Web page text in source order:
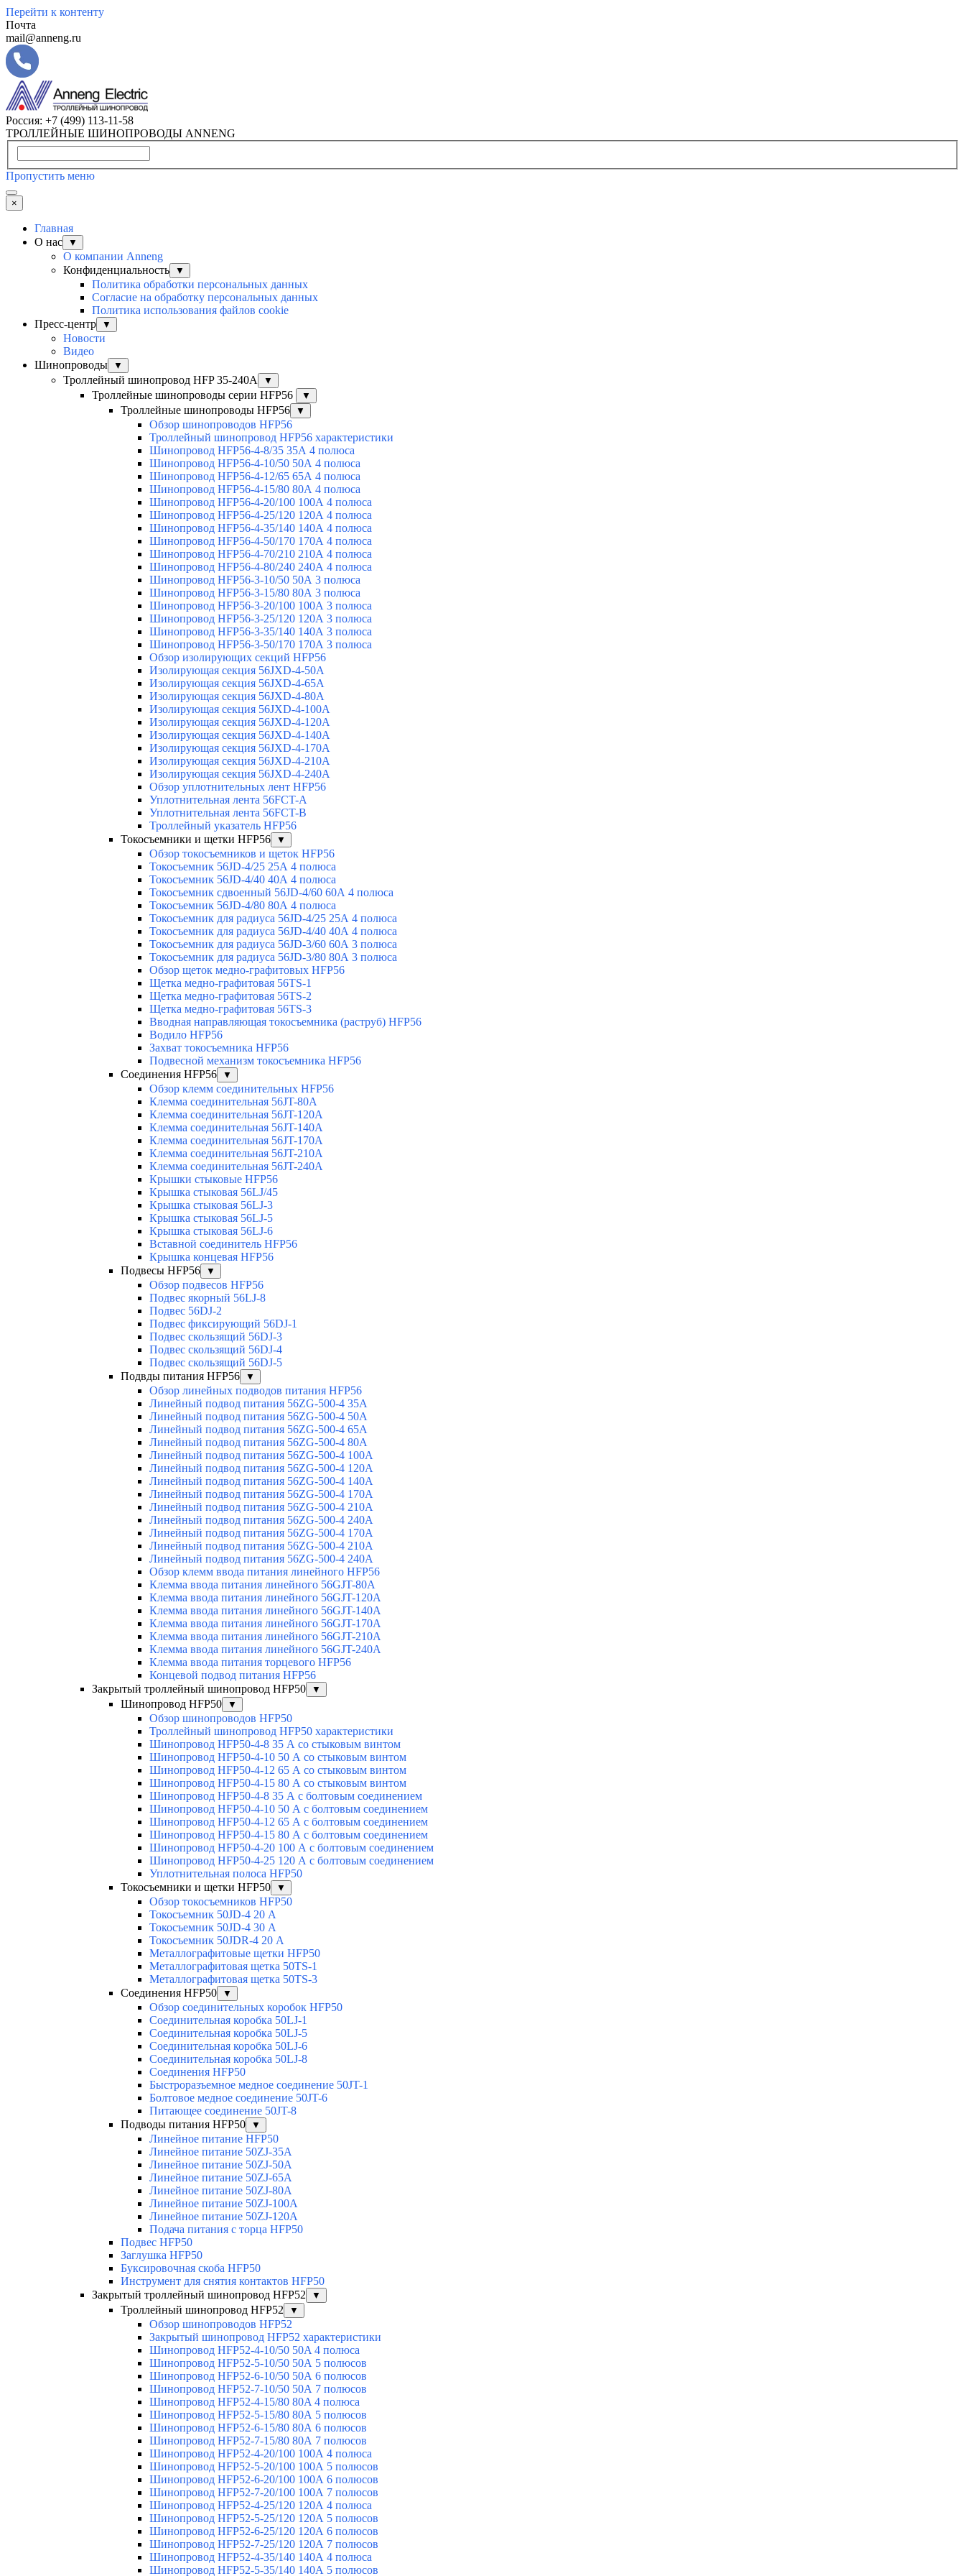
Перейти к контенту
Почта
mail@anneng.ru
Россия: +7 (499) 113-11-58
ТРОЛЛЕЙНЫЕ ШИНОПРОВОДЫ ANNENG
Пропустить меню
×
Главная
О нас
▼
О компании Anneng
Конфиденциальность
▼
Политика обработки персональных данных
Согласие на обработку персональных данных
Политика использования файлов cookie
Пресс-центр
▼
Новости
Видео
Шинопроводы
▼
Троллейный шинопровод HFP 35-240А ▼
Троллейные шинопроводы серии HFP56 ▼
Троллейные шинопроводы HFP56 ▼
Обзор шинопроводов HFP56
Троллейный шинопровод HFP56 характеристики
Шинопровод HFP56-4-8/35 35А 4 полюса
Шинопровод HFP56-4-10/50 50А 4 полюса
Шинопровод HFP56-4-12/65 65А 4 полюса
Шинопровод HFP56-4-15/80 80А 4 полюса
Шинопровод HFP56-4-20/100 100А 4 полюса
Шинопровод HFP56-4-25/120 120А 4 полюса
Шинопровод HFP56-4-35/140 140А 4 полюса
Шинопровод HFP56-4-50/170 170А 4 полюса
Шинопровод HFP56-4-70/210 210А 4 полюса
Шинопровод HFP56-4-80/240 240А 4 полюса
Шинопровод HFP56-3-10/50 50А 3 полюса
Шинопровод HFP56-3-15/80 80А 3 полюса
Шинопровод HFP56-3-20/100 100А 3 полюса
Шинопровод HFP56-3-25/120 120А 3 полюса
Шинопровод HFP56-3-35/140 140А 3 полюса
Шинопровод HFP56-3-50/170 170А 3 полюса
Обзор изолирующих секций HFP56
Изолирующая секция 56JXD-4-50A
Изолирующая секция 56JXD-4-65A
Изолирующая секция 56JXD-4-80A
Изолирующая секция 56JXD-4-100A
Изолирующая секция 56JXD-4-120A
Изолирующая секция 56JXD-4-140A
Изолирующая секция 56JXD-4-170A
Изолирующая секция 56JXD-4-210A
Изолирующая секция 56JXD-4-240A
Обзор уплотнительных лент HFP56
Уплотнительная лента 56FCT-A
Уплотнительная лента 56FCT-B
Троллейный указатель HFP56
Токосъемники и щетки HFP56
▼
Обзор токосъемников и щеток HFP56
Токосъемник 56JD-4/25 25А 4 полюса
Токосъемник 56JD-4/40 40А 4 полюса
Токосъемник сдвоенный 56JD-4/60 60А 4 полюса
Токосъемник 56JD-4/80 80А 4 полюса
Токосъемник для радиуса 56JD-4/25 25А 4 полюса
Токосъемник для радиуса 56JD-4/40 40А 4 полюса
Токосъемник для радиуса 56JD-3/60 60А 3 полюса
Токосъемник для радиуса 56JD-3/80 80А 3 полюса
Обзор щеток медно-графитовых HFP56
Щетка медно-графитовая 56TS-1
Щетка медно-графитовая 56TS-2
Щетка медно-графитовая 56TS-3
Вводная направляющая токосъемника (раструб) HFP56
Водило HFP56
Захват токосъемника HFP56
Подвесной механизм токосъемника HFP56
Соединения HFP56
▼
Обзор клемм соединительных HFP56
Клемма соединительная 56JT-80A
Клемма соединительная 56JT-120A
Клемма соединительная 56JT-140A
Клемма соединительная 56JT-170A
Клемма соединительная 56JT-210A
Клемма соединительная 56JT-240A
Крышки стыковые HFP56
Крышка стыковая 56LJ/45
Крышка стыковая 56LJ-3
Крышка стыковая 56LJ-5
Крышка стыковая 56LJ-6
Вставной соединитель HFP56
Крышка концевая HFP56
Подвесы HFP56
▼
Обзор подвесов HFP56
Подвес якорный 56LJ-8
Подвес 56DJ-2
Подвес фиксирующий 56DJ-1
Подвес скользящий 56DJ-3
Подвес скользящий 56DJ-4
Подвес скользящий 56DJ-5
Подвды питания HFP56
▼
Обзор линейных подводов питания HFP56
Линейный подвод питания 56ZG-500-4 35A
Линейный подвод питания 56ZG-500-4 50A
Линейный подвод питания 56ZG-500-4 65A
Линейный подвод питания 56ZG-500-4 80A
Линейный подвод питания 56ZG-500-4 100A
Линейный подвод питания 56ZG-500-4 120A
Линейный подвод питания 56ZG-500-4 140A
Линейный подвод питания 56ZG-500-4 170A
Линейный подвод питания 56ZG-500-4 210A
Линейный подвод питания 56ZG-500-4 240A
Линейный подвод питания 56ZG-500-4 170A
Линейный подвод питания 56ZG-500-4 210A
Линейный подвод питания 56ZG-500-4 240A
Обзор клемм ввода питания линейного HFP56
Клемма ввода питания линейного 56GJT-80A
Клемма ввода питания линейного 56GJT-120A
Клемма ввода питания линейного 56GJT-140A
Клемма ввода питания линейного 56GJT-170A
Клемма ввода питания линейного 56GJT-210A
Клемма ввода питания линейного 56GJT-240A
Клемма ввода питания торцевого HFP56
Концевой подвод питания HFP56
Закрытый троллейный шинопровод HFP50
▼
Шинопровод HFP50 ▼
Обзор шинопроводов HFP50
Троллейный шинопровод HFP50 характеристики
Шинопровод HFP50-4-8 35 А со стыковым винтом
Шинопровод HFP50-4-10 50 А со стыковым винтом
Шинопровод HFP50-4-12 65 А со стыковым винтом
Шинопровод HFP50-4-15 80 А со стыковым винтом
Шинопровод HFP50-4-8 35 А с болтовым соединением
Шинопровод HFP50-4-10 50 А с болтовым соединением
Шинопровод HFP50-4-12 65 А с болтовым соединением
Шинопровод HFP50-4-15 80 А с болтовым соединением
Шинопровод HFP50-4-20 100 А с болтовым соединением
Шинопровод HFP50-4-25 120 А с болтовым соединением
Уплотнительная полоса HFP50
Токосъемники и щетки HFP50
▼
Обзор токосъемников HFP50
Токосъемник 50JD-4 20 А
Токосъемник 50JD-4 30 А
Токосъемник 50JDR-4 20 А
Металлографитовые щетки HFP50
Металлографитовая щетка 50TS-1
Металлографитовая щетка 50TS-3
Соединения HFP50
▼
Обзор соединительных коробок HFP50
Соединительная коробка 50LJ-1
Соединительная коробка 50LJ-5
Соединительная коробка 50LJ-6
Соединительная коробка 50LJ-8
Соединения HFP50
Быстроразъемное медное соединение 50JT-1
Болтовое медное соединение 50JT-6
Питающее соединение 50JT-8
Подводы питания HFP50
▼
Линейное питание HFP50
Линейное питание 50ZJ-35A
Линейное питание 50ZJ-50A
Линейное питание 50ZJ-65A
Линейное питание 50ZJ-80A
Линейное питание 50ZJ-100A
Линейное питание 50ZJ-120A
Подача питания с торца HFP50
Подвес HFP50
Заглушка HFP50
Буксировочная скоба HFP50
Инструмент для снятия контактов HFP50
Закрытый троллейный шинопровод HFP52
▼
Троллейный шинопровод HFP52 ▼
Обзор шинопроводов HFP52
Закрытый шинопровод HFP52 характеристики
Шинопровод HFP52-4-10/50 50A 4 полюса
Шинопровод HFP52-5-10/50 50А 5 полюсов
Шинопровод HFP52-6-10/50 50А 6 полюсов
Шинопровод HFP52-7-10/50 50А 7 полюсов
Шинопровод HFP52-4-15/80 80A 4 полюса
Шинопровод HFP52-5-15/80 80А 5 полюсов
Шинопровод HFP52-6-15/80 80А 6 полюсов
Шинопровод HFP52-7-15/80 80А 7 полюсов
Шинопровод HFP52-4-20/100 100А 4 полюса
Шинопровод HFP52-5-20/100 100А 5 полюсов
Шинопровод HFP52-6-20/100 100А 6 полюсов
Шинопровод HFP52-7-20/100 100А 7 полюсов
Шинопровод HFP52-4-25/120 120А 4 полюса
Шинопровод HFP52-5-25/120 120А 5 полюсов
Шинопровод HFP52-6-25/120 120А 6 полюсов
Шинопровод HFP52-7-25/120 120А 7 полюсов
Шинопровод HFP52-4-35/140 140А 4 полюса
Шинопровод HFP52-5-35/140 140А 5 полюсов